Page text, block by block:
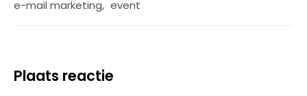
e-mail marketing, event
Plaats reactie